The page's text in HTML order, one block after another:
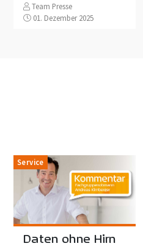
Team Presse
01. Dezember 2025
Service
Daten ohne Hirn